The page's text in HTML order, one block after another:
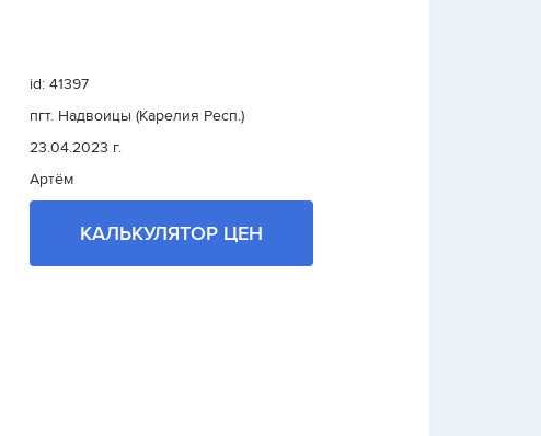
id: 41397
пгт. Надвоицы (Карелия Респ.)
23.04.2023 г.
Артём
КАЛЬКУЛЯТОР ЦЕН